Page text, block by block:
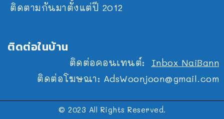
ติดตามกันมาตั้งแต่ปี 2012
ติดต่อในบ้าน
ติดต่อคอนเทนต์: Inbox NaiBann
ติดต่อโฆษณา: AdsWoonjoon@gmail.com
© 2023 All Rights Reserved.